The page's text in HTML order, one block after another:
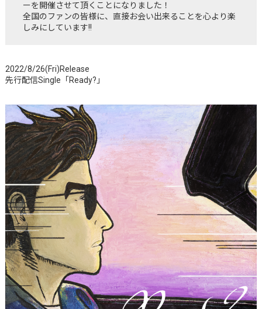
ーを開催させて頂くことになりました！
全国のファンの皆様に、直接お会い出来ることを心より楽
しみにしています!!
2022/8/26(Fri)Release
先行配信Single「Ready?」